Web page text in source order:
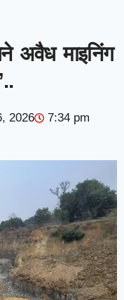
अवैध माइनिंग
2026
7:34 pm